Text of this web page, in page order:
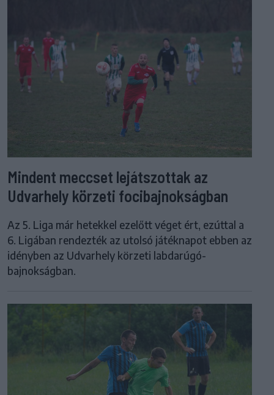
Mindent meccset lejátszottak az
Udvarhely körzeti focibajnokságban
Az 5. Liga már hetekkel ezelőtt véget ért, ezúttal a
6. Ligában rendezték az utolsó játéknapot ebben az
idényben az Udvarhely körzeti labdarúgó-
bajnokságban.